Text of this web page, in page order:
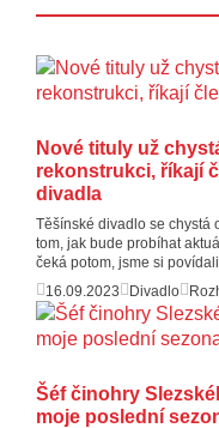
Nové tituly už
rekonstrukci, říkají
divadla
Těšínské divadlo se chystá
tom, jak bude probíhat
čeká potom, jsme si
16.09.2023
Divadlo
Šéf činohry
moje poslední